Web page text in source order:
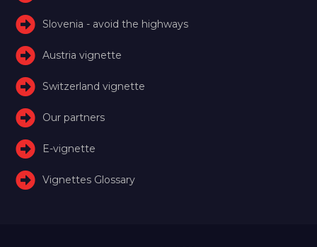
Slovenia - avoid the highways
Austria vignette
Switzerland vignette
Our partners
E-vignette
Vignettes Glossary